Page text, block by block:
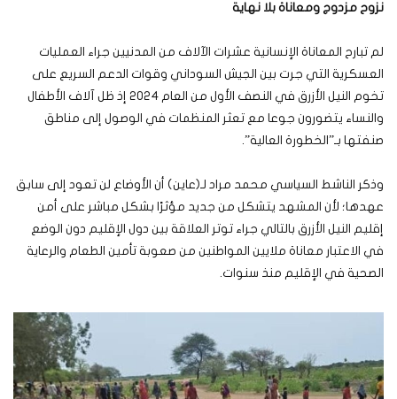
نزوح مزدوج ومعاناة بلا نهاية
لم تبارح المعاناة الإنسانية عشرات الآلاف من المدنيين جراء العمليات
العسكرية التي جرت بين الجيش السوداني وقوات الدعم السريع على
تخوم النيل الأزرق في النصف الأول من العام 2024 إذ ظل آلاف الأطفال
والنساء يتضورون جوعا مع تعثر المنظمات في الوصول إلى مناطق
صنفتها بـ”الخطورة العالية”.
وذكر الناشط السياسي محمد مراد لـ(عاين) أن الأوضاع لن تعود إلى سابق
عهدها؛ لأن المشهد يتشكل من جديد مؤثرًا بشكل مباشر على أمن
إقليم النيل الأزرق بالتالي جراء توتر العلاقة بين دول الإقليم دون الوضع
في الاعتبار معاناة ملايين المواطنين من صعوبة تأمين الطعام والرعاية
الصحية في الإقليم منذ سنوات.